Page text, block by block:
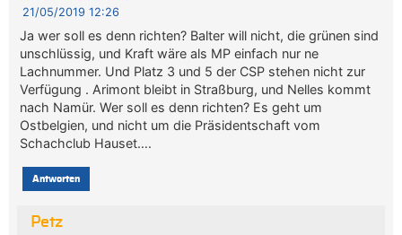
21/05/2019 12:26
Ja wer soll es denn richten? Balter will nicht, die grünen sind
unschlüssig, und Kraft wäre als MP einfach nur ne
Lachnummer. Und Platz 3 und 5 der CSP stehen nicht zur
Verfügung . Arimont bleibt in Straßburg, und Nelles kommt
nach Namür. Wer soll es denn richten? Es geht um
Ostbelgien, und nicht um die Präsidentschaft vom
Schachclub Hauset….
Antworten
Petz